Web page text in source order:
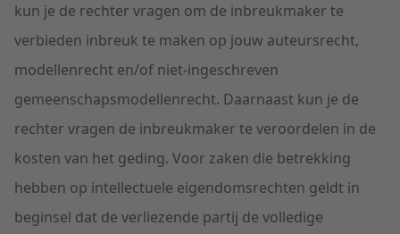
kun je de rechter vragen om de inbreukmaker te
verbieden inbreuk te maken op jouw auteursrecht,
modellenrecht en/of niet-ingeschreven
gemeenschapsmodellenrecht. Daarnaast kun je de
rechter vragen de inbreukmaker te veroordelen in de
kosten van het geding. Voor zaken die betrekking
hebben op intellectuele eigendomsrechten geldt in
beginsel dat de verliezende partij de volledige